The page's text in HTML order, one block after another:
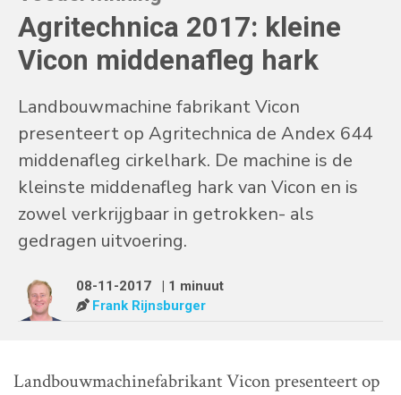
Agritechnica 2017: kleine
Vicon middenafleg hark
Landbouwmachine fabrikant Vicon
presenteert op Agritechnica de Andex 644
middenafleg cirkelhark. De machine is de
kleinste middenafleg hark van Vicon en is
zowel verkrijgbaar in getrokken- als
gedragen uitvoering.
08-11-2017
| 1 minuut
Frank Rijnsburger
Landbouwmachinefabrikant Vicon presenteert op